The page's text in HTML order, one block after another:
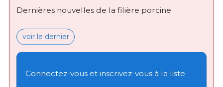
Dernières nouvelles de la filière porcine
voir le dernier
Connectez-vous et inscrivez-vous à la liste